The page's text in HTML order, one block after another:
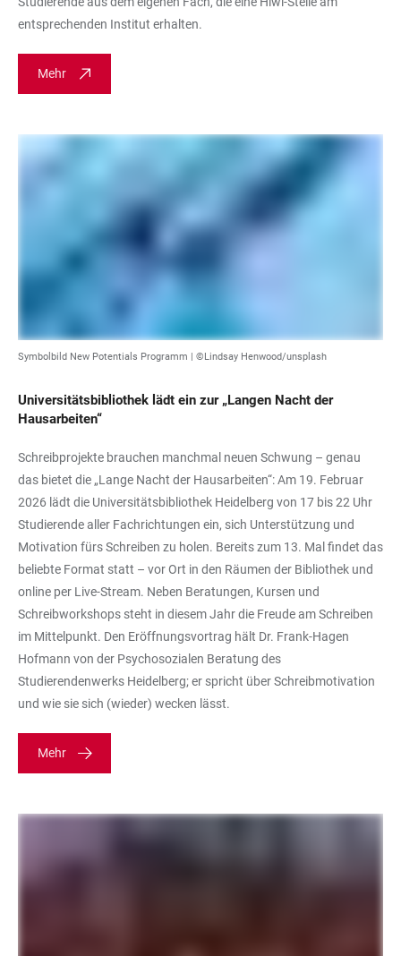
entsprechenden Institut erhalten.
Mehr
Symbolbild New Potentials Programm | ©Lindsay Henwood/unsplash
Universitätsbibliothek lädt ein zur „Langen Nacht der
Hausarbeiten“
Schreibprojekte brauchen manchmal neuen Schwung – genau
das bietet die „Lange Nacht der Hausarbeiten“: Am 19. Februar
2026 lädt die Universitätsbibliothek Heidelberg von 17 bis 22 Uhr
Studierende aller Fachrichtungen ein, sich Unterstützung und
Motivation fürs Schreiben zu holen. Bereits zum 13. Mal findet das
beliebte Format statt – vor Ort in den Räumen der Bibliothek und
online per Live-Stream. Neben Beratungen, Kursen und
Schreibworkshops steht in diesem Jahr die Freude am Schreiben
im Mittelpunkt. Den Eröffnungsvortrag hält Dr. Frank-Hagen
Hofmann von der Psychosozialen Beratung des
Studierendenwerks Heidelberg; er spricht über Schreibmotivation
und wie sie sich (wieder) wecken lässt.
Mehr